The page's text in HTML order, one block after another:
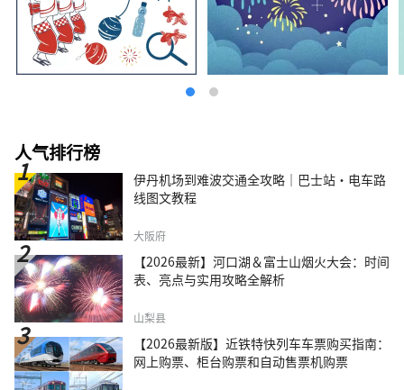
人气排行榜
伊丹机场到难波交通全攻略｜巴士站・电车路
线图文教程
大阪府
【2026最新】河口湖＆富士山烟火大会：时间
表、亮点与实用攻略全解析
山梨县
【2026最新版】近铁特快列车车票购买指南：
网上购票、柜台购票和自动售票机购票